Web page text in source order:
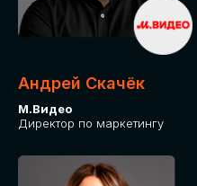
Андрей Скачёк
М.Видео
Директор по маркетингу